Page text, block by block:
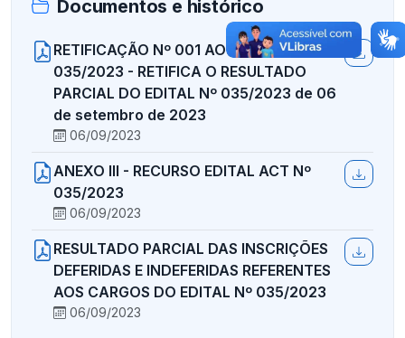
Documentos e histórico
RETIFICAÇÃO Nº 001 AO EDITAL Nº
035/2023 - RETIFICA O RESULTADO
PARCIAL DO EDITAL Nº 035/2023 de 06
de setembro de 2023
06/09/2023
ANEXO III - RECURSO EDITAL ACT Nº
035/2023
06/09/2023
RESULTADO PARCIAL DAS INSCRIÇÕES
DEFERIDAS E INDEFERIDAS REFERENTES
AOS CARGOS DO EDITAL Nº 035/2023
06/09/2023